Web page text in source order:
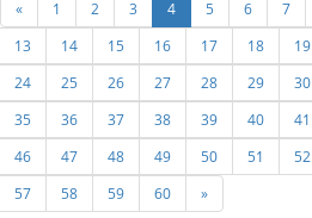
« 1 2 3 4 5 6 7
13
14 15 16 17 18 19
24
25 26 27 28 29 30
35
36 37 38 39 40 41
46
47 48 49 50 51 52
57
58 59 60 »